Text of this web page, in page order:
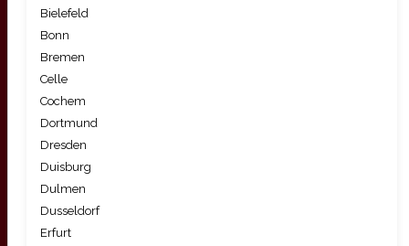
Bielefeld
Bonn
Bremen
Celle
Cochem
Dortmund
Dresden
Duisburg
Dulmen
Dusseldorf
Erfurt